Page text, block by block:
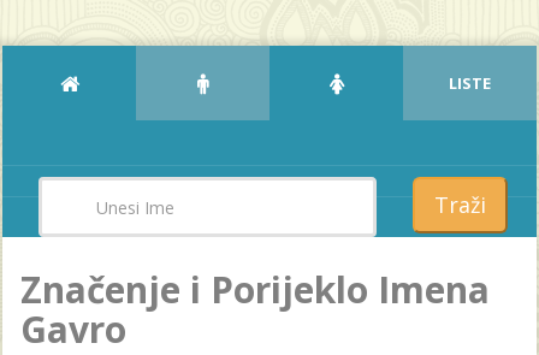
LISTE
Traži
Značenje i Porijeklo Imena
Gavro